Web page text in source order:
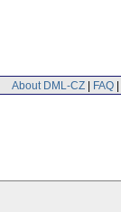
About DML-CZ | FAQ |